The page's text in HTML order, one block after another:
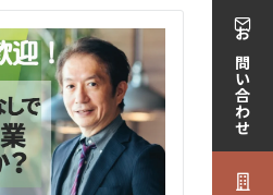
お問い合わせ